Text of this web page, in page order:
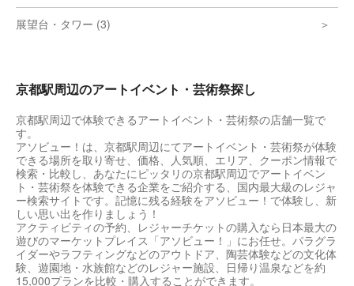
展望台・タワー (3)
京都駅周辺のアートイベント・芸術祭探し
京都駅周辺で体験できるアートイベント・芸術祭の店舗一覧で
す。
アソビュー！は、京都駅周辺にてアートイベント・芸術祭が体験
できる場所を取り寄せ、価格、人気順、エリア、クーポン情報で
検索・比較し、あなたにピッタリの京都駅周辺でアートイベン
ト・芸術祭を体験できる企業をご紹介する、国内最大級のレジャ
ー検索サイトです。記憶に残る経験をアソビュー！で体験し、新
しい思い出を作りましょう！
アクティビティの予約、レジャーチケットの購入なら日本最大の
遊びのマーケットプレイス「アソビュー！」にお任せ。パラグラ
イダーやラフティングなどのアウトドア、陶芸体験などの文化体
験、遊園地・水族館などのレジャー施設、日帰り温泉などを約
15,000プランを比較・購入することができます。